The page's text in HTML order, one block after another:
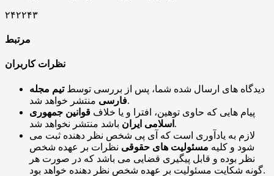
۲۴۲۲۴۳
مرتبط
نظرات کاربران
دیدگاه های ارسال شده شما، پس از بررسی توسطتیم مجله
فارسیمنتشر خواهد شد.
پیام هایی که حاوی توهین، افترا و یا خلاف قوانین جمهوری
اسلامی ایران باشد منتشر نخواهد شد.
لازم به یادآوری است که آی پی شخص نظر دهنده ثبت می
شود و کلیه مسئولیت های حقوقی نظرات بر عهده شخص
نظر بوده و قابل پیگیری قضایی می باشد که در صورت هر
گونه شکایت مسئولیت بر عهده شخص نظر دهنده خواهد بود.